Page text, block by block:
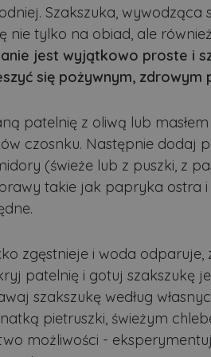
Szakszuka, wywodząca
nie tylko na obiad, ale
jest wyjątkowo proste i
się pożywnym, zdrowym
patelnię z oliwą lub
czosnku. Następnie dodaj
(świeże lub z puszki, z
takie jak papryka ostra i
zgęstnieje i woda odparuje,
patelnię i gotuj szakszukę
szakszukę według
pietruszki, świeżym
możliwości -
Domena
przechowywania
Opis
.lubartow24.pl
4 minuty 57
Plik
CookieScript
lubartow24.pl
1 miesiąc
YouTube
.youtube.com
5 miesięcy 4
tygodnie
Ten
PHP.net
3 dni
.lubartow24.pl
4 minuty 57
Plik
/
Okres
Opis
/ Domena
Dostawca /
Google